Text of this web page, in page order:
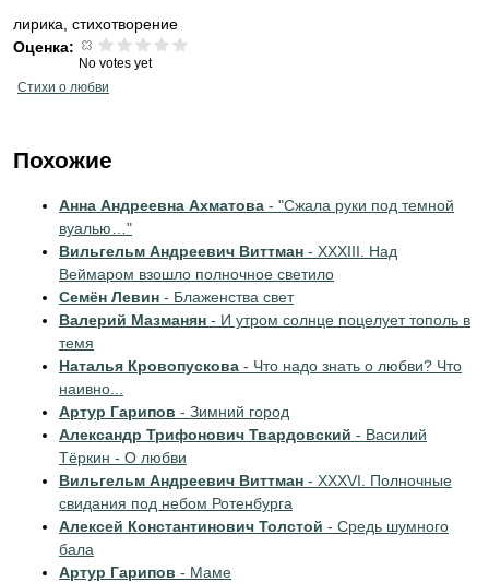
лирика, стихотворение
Оценка:
No votes yet
Стихи о любви
Похожие
Анна Андреевна Ахматова - "Сжала руки под темной
вуалью…"
Вильгельм Андреевич Виттман - XXXIII. Над
Веймаром взошло полночное светило
Семён Левин - Блаженства свет
Валерий Мазманян - И утром солнце поцелует тополь в
темя
Наталья Кровопускова - Что надо знать о любви? Что
наивно...
Артур Гарипов - Зимний город
Александр Трифонович Твардовский - Василий
Тёркин - О любви
Вильгельм Андреевич Виттман - XXXVI. Полночные
свидания под небом Ротенбурга
Алексей Константинович Толстой - Средь шумного
бала
Артур Гарипов - Маме